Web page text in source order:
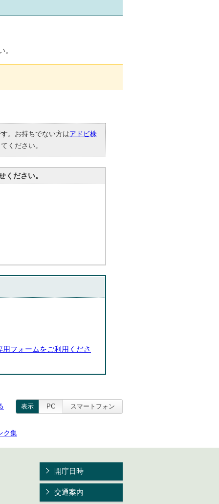
。お持ちでない方はアドビ株
ください。
ください。
フォームをご利用くださ
表示 PC スマートフォン
ク集
開庁日時
交通案内